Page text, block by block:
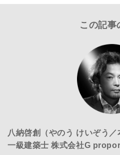
この記事
八納啓創（やのう けいぞう／
一級建築士 株式会社G